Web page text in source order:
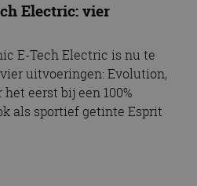
Electric: vier
E-Tech Electric is nu te
uitvoeringen: Evolution,
eerst bij een 100%
als sportief getinte Esprit